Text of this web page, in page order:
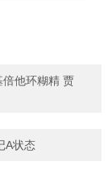
他环糊精 贾
A状态